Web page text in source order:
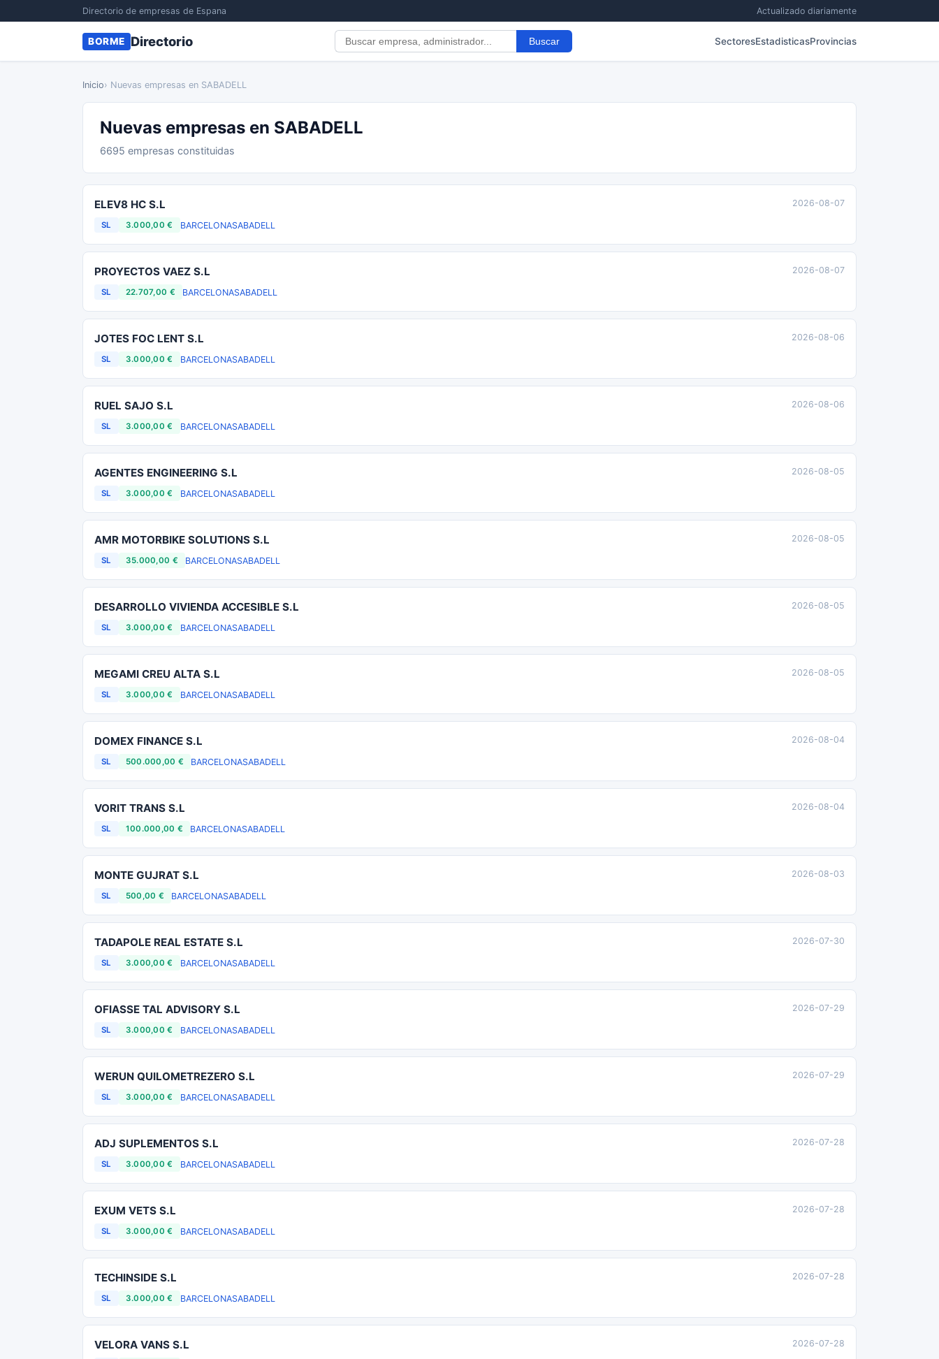
Directorio de empresas de Espana Actualizado diariamente
BORME Directorio Buscar SectoresEstadisticasProvincias
Inicio› Nuevas empresas en SABADELL
Nuevas empresas en SABADELL
6695 empresas constituidas
ELEV8 HC S.L
SL 3.000,00 € BARCELONASABADELL
2026-08-07
PROYECTOS VAEZ S.L
SL 22.707,00 € BARCELONASABADELL
2026-08-07
JOTES FOC LENT S.L
SL 3.000,00 € BARCELONASABADELL
2026-08-06
RUEL SAJO S.L
SL 3.000,00 € BARCELONASABADELL
2026-08-06
AGENTES ENGINEERING S.L
SL 3.000,00 € BARCELONASABADELL
2026-08-05
AMR MOTORBIKE SOLUTIONS S.L
SL 35.000,00 € BARCELONASABADELL
2026-08-05
DESARROLLO VIVIENDA ACCESIBLE S.L
SL 3.000,00 € BARCELONASABADELL
2026-08-05
MEGAMI CREU ALTA S.L
SL 3.000,00 € BARCELONASABADELL
2026-08-05
DOMEX FINANCE S.L
SL 500.000,00 € BARCELONASABADELL
2026-08-04
VORIT TRANS S.L
SL 100.000,00 € BARCELONASABADELL
2026-08-04
MONTE GUJRAT S.L
SL 500,00 € BARCELONASABADELL
2026-08-03
TADAPOLE REAL ESTATE S.L
SL 3.000,00 € BARCELONASABADELL
2026-07-30
OFIASSE TAL ADVISORY S.L
SL 3.000,00 € BARCELONASABADELL
2026-07-29
WERUN QUILOMETREZERO S.L
SL 3.000,00 € BARCELONASABADELL
2026-07-29
ADJ SUPLEMENTOS S.L
SL 3.000,00 € BARCELONASABADELL
2026-07-28
EXUM VETS S.L
SL 3.000,00 € BARCELONASABADELL
2026-07-28
TECHINSIDE S.L
SL 3.000,00 € BARCELONASABADELL
2026-07-28
VELORA VANS S.L 2026-07-28